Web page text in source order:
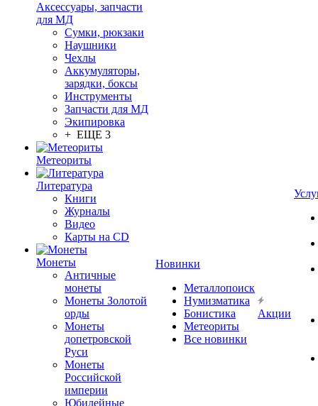
Аксессуары, запчасти
для МД
Сумки, рюкзаки
Наушники
Чехлы
Аккумуляторы,
зарядки, боксы
Инструменты
Запчасти для МД
Экипировка
+ ЕЩЕ 3
Метеориты
Литература
Книги
Журналы
Видео
Карты на CD
Монеты
Античные
монеты
Монеты Золотой
орды
Монеты
допетровской
Руси
Монеты
Российской
империи
Юбилейные
Новинки
Металлопоиск
Нумизматика
Бонистика
Метеориты
Все новинки
Акции